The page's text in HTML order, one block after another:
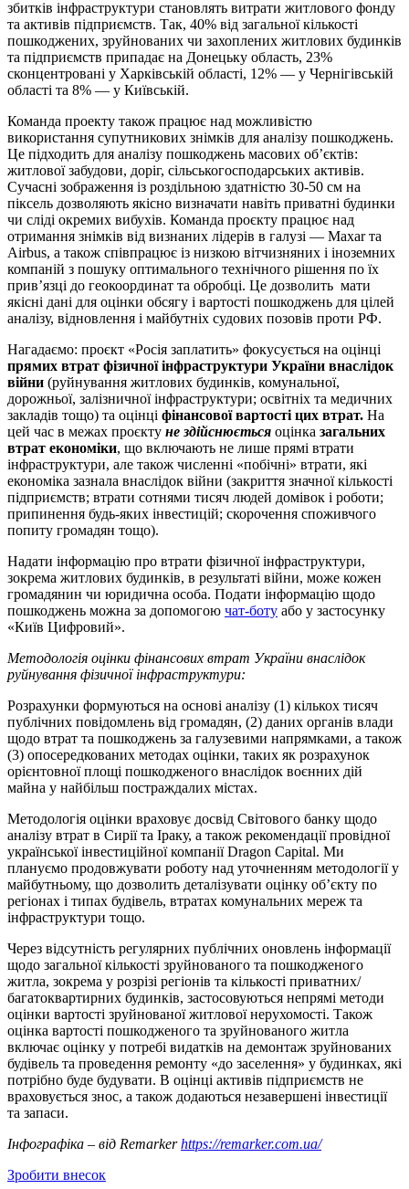
збитків інфраструктури становлять витрати житлового фонду
та активів підприємств. Так, 40% від загальної кількості
пошкоджених, зруйнованих чи захоплених житлових будинків
та підприємств припадає на Донецьку область, 23%
сконцентровані у Харківській області, 12% — у Чернігівській
області та 8% — у Київській.
Команда проекту також працює над можливістю
використання супутникових знімків для аналізу пошкоджень.
Це підходить для аналізу пошкоджень масових об’єктів:
житлової забудови, доріг, сільськогосподарських активів.
Сучасні зображення із роздільною здатністю 30-50 см на
піксель дозволяють якісно визначати навіть приватні будинки
чи сліді окремих вибухів. Команда проєкту працює над
отримання знімків від визнаних лідерів в галузі — Maxar та
Airbus, а також співпрацює із низкою вітчизняних і іноземних
компаній з пошуку оптимального технічного рішення по їх
прив’язці до геокоординат та обробці. Це дозволить мати
якісні дані для оцінки обсягу і вартості пошкоджень для цілей
аналізу, відновлення і майбутніх судових позовів проти РФ.
Нагадаємо: проєкт «Росія заплатить» фокусується на оцінці
прямих втрат фізичної інфраструктури України внаслідок
війни (руйнування житлових будинків, комунальної,
дорожньої, залізничної інфраструктури; освітніх та медичних
закладів тощо) та оцінці фінансової вартості цих втрат. На
цей час в межах проєкту не здійснюється оцінка загальних
втрат економіки, що включають не лише прямі втрати
інфраструктури, але також численні «побічні» втрати, які
економіка зазнала внаслідок війни (закриття значної кількості
підприємств; втрати сотнями тисяч людей домівок і роботи;
припинення будь-яких інвестицій; скорочення споживчого
попиту громадян тощо).
Надати інформацію про втрати фізичної інфраструктури,
зокрема житлових будинків, в результаті війни, може кожен
громадянин чи юридична особа. Подати інформацію щодо
пошкоджень можна за допомогою чат-боту або у застосунку
«Київ Цифровий».
Методологія оцінки фінансових втрат України внаслідок
руйнування фізичної інфраструктури:
Розрахунки формуються на основі аналізу (1) кількох тисяч
публічних повідомлень від громадян, (2) даних органів влади
щодо втрат та пошкоджень за галузевими напрямками, а також
(3) опосередкованих методах оцінки, таких як розрахунок
орієнтовної площі пошкодженого внаслідок воєнних дій
майна у найбільш постраждалих містах.
Методологія оцінки враховує досвід Світового банку щодо
аналізу втрат в Сирії та Іраку, а також рекомендації провідної
української інвестиційної компанії Dragon Capital. Ми
плануємо продовжувати роботу над уточненням методології у
майбутньому, що дозволить деталізувати оцінку обʼєкту по
регіонах і типах будівель, втратах комунальних мереж та
інфраструктури тощо.
Через відсутність регулярних публічних оновлень інформації
щодо загальної кількості зруйнованого та пошкодженого
житла, зокрема у розрізі регіонів та кількості приватних/
багатоквартирних будинків, застосовуються непрямі методи
оцінки вартості зруйнованої житлової нерухомості. Також
оцінка вартості пошкодженого та зруйнованого житла
включає оцінку у потребі видатків на демонтаж зруйнованих
будівель та проведення ремонту «до заселення» у будинках, які
потрібно буде будувати. В оцінці активів підприємств не
враховується знос, а також додаються незавершені інвестиції
та запаси.
Інфографіка – від Remarkerhttps://remarker.com.ua/
Зробити внесок